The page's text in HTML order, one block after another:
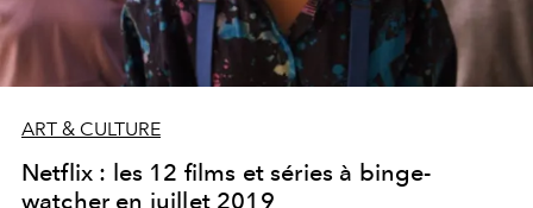
ART & CULTURE
Netflix : les 12 films et séries à binge-
watcher en juillet 2019